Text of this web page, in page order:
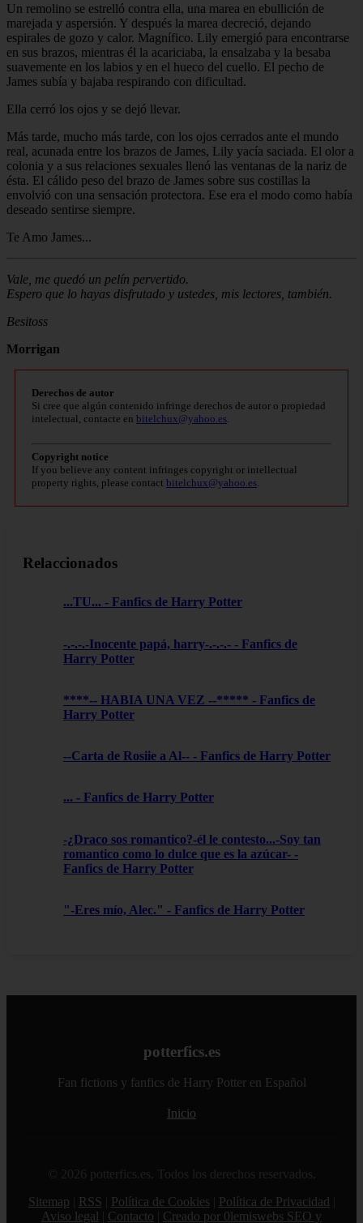
Un remolino se estrelló contra ella, una marea en ebullición de
marejada y aspersión. Y después la marea decreció, dejando
espirales de gozo y calor. Magnífico. Lily emergió para encontrarse
en sus brazos, mientras él la acariciaba, la ensalzaba y la besaba
suavemente en los labios y en el hueco del cuello. El pecho de
James subía y bajaba respirando con dificultad.
Ella cerró los ojos y se dejó llevar.
Más tarde, mucho más tarde, con los ojos cerrados ante el mundo
real, acunada entre los brazos de James, Lily yacía saciada. El olor a
colonia y a sus relaciones sexuales llenó las ventanas de la nariz de
ésta. El cálido peso del brazo de James sobre sus costillas la
envolvió con una sensación protectora. Ese era el modo como había
deseado sentirse siempre.
Te Amo James...
Vale, me quedó un pelín pervertido.
Espero que lo hayas disfrutado y ustedes, mis lectores, también.
Besitoss
Morrigan
Derechos de autor
Si cree que algún contenido infringe derechos de autor o propiedad
intelectual, contacte en bitelchux@yahoo.es
Copyright notice
If you believe any content infringes copyright or intellectual
property rights, please contact bitelchux@yahoo.es
Relaccionados
...TU... - Fanfics de Harry Potter
-.-.-.-Inocente papá, harry-.-.-.- - Fanfics de
Harry Potter
****-- HABIA UNA VEZ --***** - Fanfics de
Harry Potter
--Carta de Rosiie a Al-- - Fanfics de Harry Potter
... - Fanfics de Harry Potter
-¿Draco sos romantico?-él le contesto...-Soy tan
romantico como lo dulce que es la azúcar- -
Fanfics de Harry Potter
"-Eres mío, Alec." - Fanfics de Harry Potter
potterfics.es
Fan fictions y fanfics de Harry Potter en Español
Inicio
© 2026 potterfics.es. Todos los derechos reservados.
Sitemap
RSS Política de Cookies Política de Privacidad
Aviso legal
Contacto Creado por 0lemiswebs SEO y